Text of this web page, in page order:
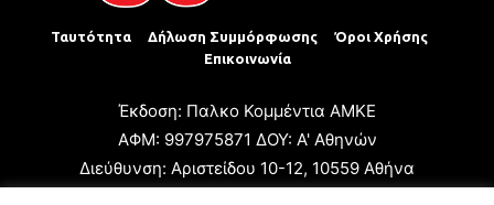
Ταυτότητα Δήλωση Συμμόρφωσης
Όροι Χρήσης
Επικοινωνία
Έκδοση: Παλκο Κομμέντια ΑΜΚΕ
ΑΦΜ: 997975871 ΔΟΥ: Α' Αθηνών
Διεύθυνση: Αριστείδου 10-12, 10559 Αθήνα